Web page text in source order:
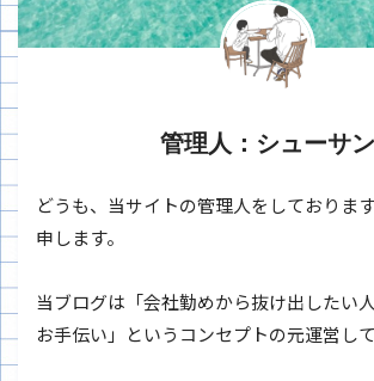
管理人：シューサン
どうも、当サイトの管理人をしておりま
申します。
当ブログは「会社勤めから抜け出したい
お手伝い」というコンセプトの元運営して